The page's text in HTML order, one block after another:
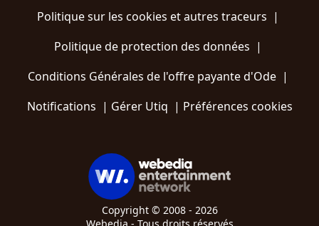
Politique sur les cookies et autres traceurs |
Politique de protection des données |
Conditions Générales de l'offre payante d'Ode |
Notifications | Gérer Utiq | Préférences cookies
Copyright © 2008 - 2026